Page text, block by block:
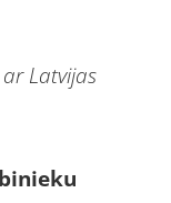
Latvijas